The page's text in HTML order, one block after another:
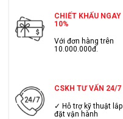
CHIẾT KHẤU NGAY
10%
Với đơn hàng trên
10.000.000đ.
CSKH TƯ VẤN 24/7
✓ Hỗ trợ kỹ thuật lắp
đặt vận hành